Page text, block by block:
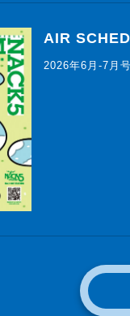
AIR
2026年6月-7月